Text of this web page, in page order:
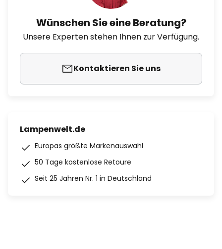
Wünschen Sie eine Beratung?
Unsere Experten stehen Ihnen zur Verfügung.
Kontaktieren Sie uns
Lampenwelt.de
Europas größte Markenauswahl
50 Tage kostenlose Retoure
Seit 25 Jahren Nr. 1 in Deutschland